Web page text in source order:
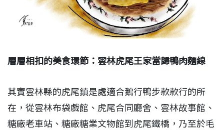
層層相扣的美食環節：雲林虎尾王家當歸鴨肉麵線
其實雲林縣的虎尾鎮是處適合鵝行鴨步款款行的所
在，從雲林布袋戲館、虎尾合同廳舍、雲林故事館、
糖廠老車站、糖廠糖業文物館到虎尾鐵橋，乃至於毛